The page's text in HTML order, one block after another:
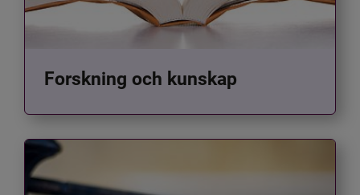
Forskning och kunskap